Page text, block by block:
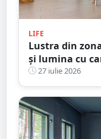
LIFE
Lustra din
și lumina cu
27 iulie 2026